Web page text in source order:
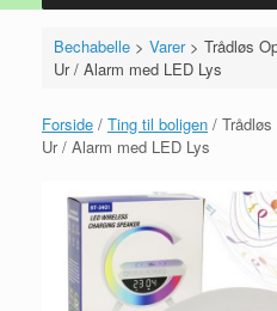
Bechabelle> Varer> Trådløs
Ur / Alarm med LED Lys
Forside / Ting til boligen /
Ur / Alarm med LED Lys